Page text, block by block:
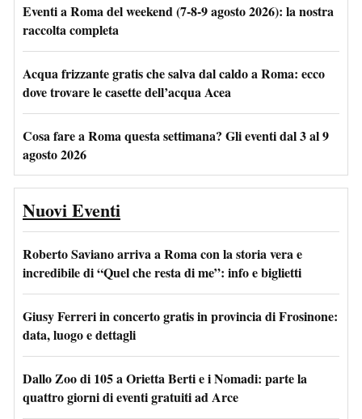
Eventi a Roma del weekend (7-8-9 agosto 2026): la nostra
raccolta completa
Acqua frizzante gratis che salva dal caldo a Roma: ecco
dove trovare le casette dell’acqua Acea
Cosa fare a Roma questa settimana? Gli eventi dal 3 al 9
agosto 2026
Nuovi Eventi
Roberto Saviano arriva a Roma con la storia vera e
incredibile di “Quel che resta di me”: info e biglietti
Giusy Ferreri in concerto gratis in provincia di Frosinone:
data, luogo e dettagli
Dallo Zoo di 105 a Orietta Berti e i Nomadi: parte la
quattro giorni di eventi gratuiti ad Arce